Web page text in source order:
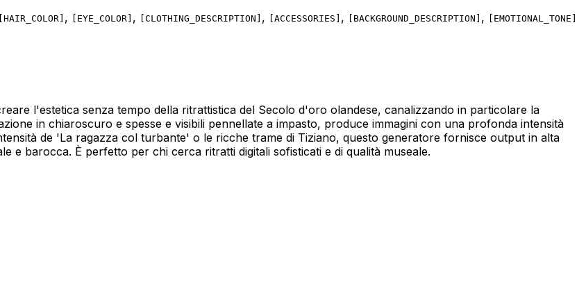
HAIR_COLOR , EYE_COLOR , CLOTHING_DESCRIPTION , ACCESSORIES , BACKGROUND_DESCRIPTION , EMOTIONAL_TONE
l'estetica senza tempo della ritrattistica del Secolo d'oro olandese, canalizzando in particolare la
in chiaroscuro e spesse e visibili pennellate a impasto, produce immagini con una profonda intensità
de 'La ragazza col turbante' o le ricche trame di Tiziano, questo generatore fornisce output in alta
e barocca. È perfetto per chi cerca ritratti digitali sofisticati e di qualità museale.